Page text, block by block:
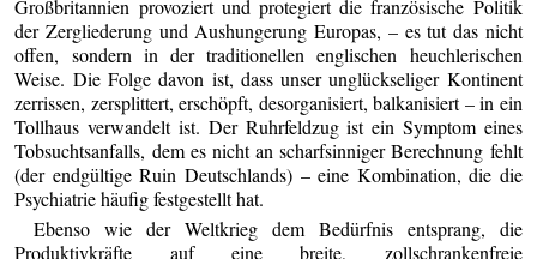
Großbritannien provoziert und protegiert die französische Politik
der Zergliederung und Aushungerung Europas, – es tut das nicht
offen, sondern in der traditionellen englischen heuchlerischen
Weise. Die Folge davon ist, dass unser unglückseliger Kontinent
zerrissen, zersplittert, erschöpft, desorganisiert, balkanisiert – in ein
Tollhaus verwandelt ist. Der Ruhrfeldzug ist ein Symptom eines
Tobsuchtsanfalls, dem es nicht an scharfsinniger Berechnung fehlt
(der endgültige Ruin Deutschlands) – eine Kombination, die die
Psychiatrie häufig festgestellt hat.
Ebenso wie der Weltkrieg dem Bedürfnis entsprang, die
Produktivkräfte auf eine breite, zollschrankenfreie